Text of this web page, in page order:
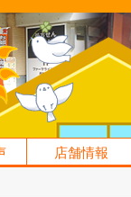
店舗情報